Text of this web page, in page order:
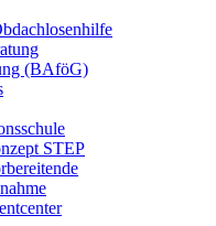
(BAföG)
STEP